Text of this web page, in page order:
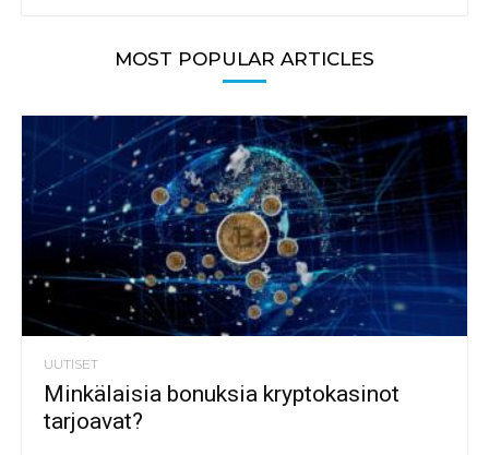
MOST POPULAR ARTICLES
UUTISET
Minkälaisia bonuksia kryptokasinot
tarjoavat?